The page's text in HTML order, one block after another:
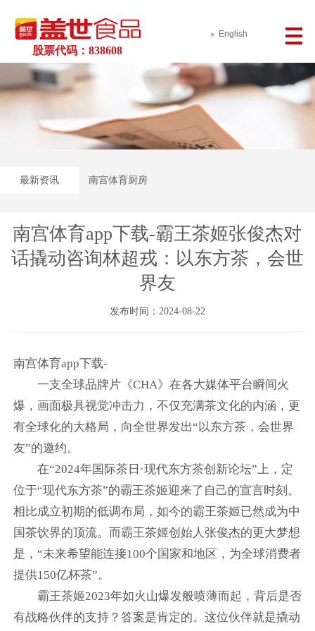
股票代码：838608
English
最新资讯 南宫体育厨房
南宫体育app下载-霸王茶姬张俊杰对
话撬动咨询林超戎：以东方茶，会世
界友
发布时间：2024-08-22
南宫体育app下载-
一支全球品牌片《CHA》在各大媒体平台瞬间火
爆，画面极具视觉冲击力，不仅充满茶文化的内涵，更
有全球化的大格局，向全世界发出“以东方茶，会世界
友”的邀约。
在“2024年国际茶日·现代东方茶创新论坛”上，定
位于“现代东方茶”的霸王茶姬迎来了自己的宣言时刻。
相比成立初期的低调布局，如今的霸王茶姬已然成为中
国茶饮界的顶流。而霸王茶姬创始人张俊杰的更大梦想
是，“未来希望能连接100个国家和地区，为全球消费者
提供150亿杯茶”。
霸王茶姬2023年如火山爆发般喷薄而起，背后是否
有战略伙伴的支持？答案是肯定的。这位伙伴就是撬动